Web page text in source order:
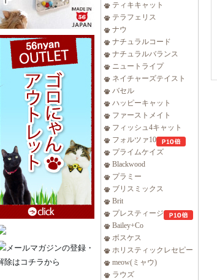
ティキキャット
テラフェリス
ナウ
ナチュラルコード
ナチュラルバランス
ニュートライプ
ネイチャーズテイスト
バセル
ハッピーキャット
ファーストメイト
フィッシュ4キャット
フォルツァ10
プライムケイズ
Blackwood
プラミー
ブリスミックス
Brit
プレスティージ
Bailey+Co
ボスケス
ホリスティックレセピー
meow(ミャウ)
ラウズ